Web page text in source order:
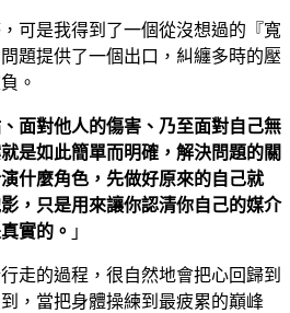
可是我得到了一個從沒想過的『寬
題提供了一個出口，糾纏多時的壓
。
面對他人的傷害、乃至面對自己無
是如此簡單而明確，解決問題的關
什麼角色，先做好原來的自己就
，只是用來讓你認清你自己的媒介
實的。 」
走的過程，很自然地會把心回歸到
，當把身體操練到最疲累的巔峰